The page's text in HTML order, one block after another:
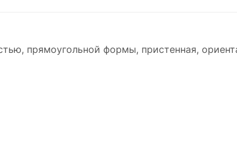
прямоугольной формы, пристенная,